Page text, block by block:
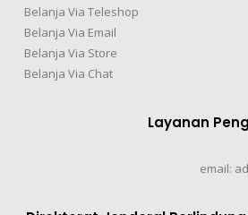
Belanja Via Teleshop
Belanja Via Email
Belanja Via Store
Belanja Via Chat
Layanan
email: